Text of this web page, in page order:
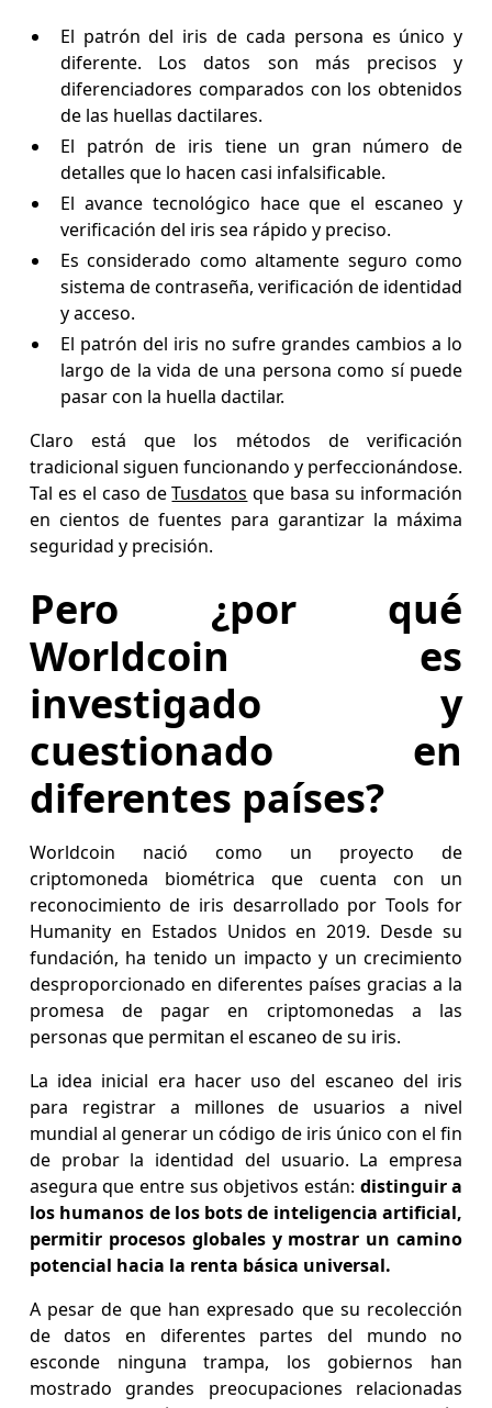
El patrón del iris de cada persona es único y
diferente. Los datos son más precisos y
diferenciadores comparados con los obtenidos
de las huellas dactilares.
El patrón de iris tiene un gran número de
detalles que lo hacen casi infalsificable.
El avance tecnológico hace que el escaneo y
verificación del iris sea rápido y preciso.
Es considerado como altamente seguro como
sistema de contraseña, verificación de identidad
y acceso.
El patrón del iris no sufre grandes cambios a lo
largo de la vida de una persona como sí puede
pasar con la huella dactilar.
Claro está que los métodos de verificación
tradicional siguen funcionando y perfeccionándose.
Tal es el caso deTusdatos que basa su información
en cientos de fuentes para garantizar la máxima
seguridad y precisión.
Pero ¿por qué
Worldcoin es
investigado y
cuestionado en
diferentes países?
Worldcoin nació como un proyecto de
criptomoneda biométrica que cuenta con un
reconocimiento de iris desarrollado por Tools for
Humanity en Estados Unidos en 2019. Desde su
fundación, ha tenido un impacto y un crecimiento
desproporcionado en diferentes países gracias a la
promesa de pagar en criptomonedas a las
personas que permitan el escaneo de su iris.
La idea inicial era hacer uso del escaneo del iris
para registrar a millones de usuarios a nivel
mundial al generar un código de iris único con el fin
de probar la identidad del usuario. La empresa
asegura que entre sus objetivos están: distinguir a
los humanos de los bots de inteligencia artificial,
permitir procesos globales y mostrar un camino
potencial hacia la renta básica universal.
A pesar de que han expresado que su recolección
de datos en diferentes partes del mundo no
esconde ninguna trampa, los gobiernos han
mostrado grandes preocupaciones relacionadas